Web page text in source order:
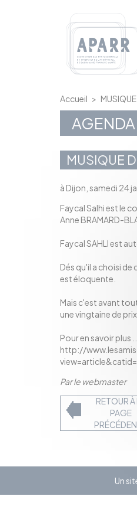
Accueil >
AGENDA
MUSIQUE
à Dijon, samedi 24
Faycal Salhi est le
Anne BRAMARD-
Faycal SAHLI est
Dés qu'il a choisi de
est éloquente.
Mais c'est avant
une vingtaine de prix.
Pour en savoir plus ...
http://
Par le webmaster
RETOUR À
PAGE
Un